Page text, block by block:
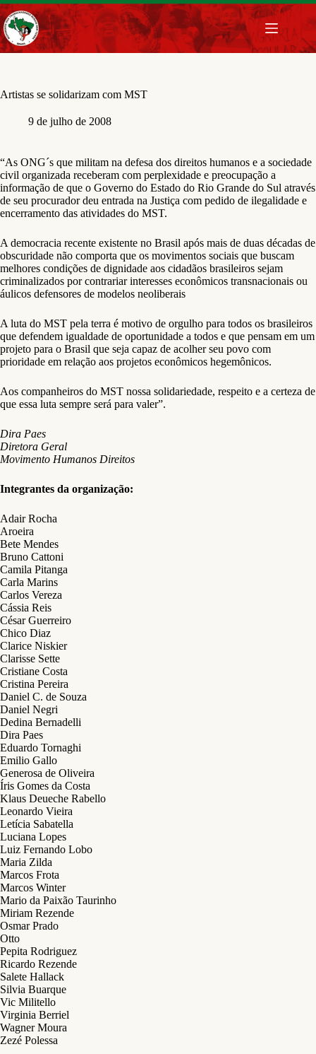
Pular
para
o
conteúdo
Artistas se solidarizam com MST
9 de julho de 2008
“As ONG´s que militam na defesa dos direitos humanos e a sociedade
civil organizada receberam com perplexidade e preocupação a
informação de que o Governo do Estado do Rio Grande do Sul através
de seu procurador deu entrada na Justiça com pedido de ilegalidade e
encerramento das atividades do MST.
A democracia recente existente no Brasil após mais de duas décadas de
obscuridade não comporta que os movimentos sociais que buscam
melhores condições de dignidade aos cidadãos brasileiros sejam
criminalizados por contrariar interesses econômicos transnacionais ou
áulicos defensores de modelos neoliberais
A luta do MST pela terra é motivo de orgulho para todos os brasileiros
que defendem igualdade de oportunidade a todos e que pensam em um
projeto para o Brasil que seja capaz de acolher seu povo com
prioridade em relação aos projetos econômicos hegemônicos.
Aos companheiros do MST nossa solidariedade, respeito e a certeza de
que essa luta sempre será para valer”.
Dira Paes
Diretora Geral
Movimento Humanos Direitos
Integrantes da organização:
Adair Rocha
Aroeira
Bete Mendes
Bruno Cattoni
Camila Pitanga
Carla Marins
Carlos Vereza
Cássia Reis
César Guerreiro
Chico Diaz
Clarice Niskier
Clarisse Sette
Cristiane Costa
Cristina Pereira
Daniel C. de Souza
Daniel Negri
Dedina Bernadelli
Dira Paes
Eduardo Tornaghi
Emilio Gallo
Generosa de Oliveira
Íris Gomes da Costa
Klaus Deueche Rabello
Leonardo Vieira
Letícia Sabatella
Luciana Lopes
Luiz Fernando Lobo
Maria Zilda
Marcos Frota
Marcos Winter
Mario da Paixão Taurinho
Miriam Rezende
Osmar Prado
Otto
Pepita Rodriguez
Ricardo Rezende
Salete Hallack
Silvia Buarque
Vic Militello
Virginia Berriel
Wagner Moura
Zezé Polessa